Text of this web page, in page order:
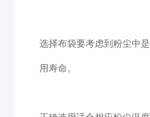
选择布袋要考虑到粉尘中
用寿命。